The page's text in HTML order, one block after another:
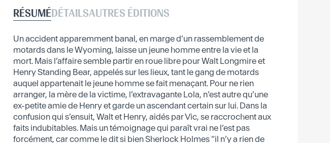
RÉSUMÉDÉTAILSAUTRES ÉDITIONS
Un accident apparemment banal, en marge d’un rassemblement de
motards dans le Wyoming, laisse un jeune homme entre la vie et la
mort. Mais l’affaire semble partir en roue libre pour Walt Longmire et
Henry Standing Bear, appelés sur les lieux, tant le gang de motards
auquel appartenait le jeune homme se fait menaçant. Pour ne rien
arranger, la mère de la victime, l’extravagante Lola, n’est autre qu’une
ex-petite amie de Henry et garde un ascendant certain sur lui. Dans la
confusion qui s’ensuit, Walt et Henry, aidés par Vic, se raccrochent aux
faits indubitables. Mais un témoignage qui paraît vrai ne l’est pas
forcément, car comme le dit si bien Sherlock Holmes “il n’y a rien de